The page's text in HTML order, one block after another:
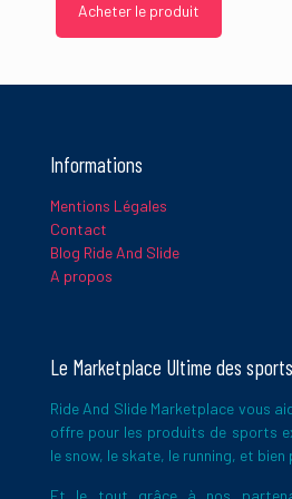
Ce site utilise Akismet pour réduire
plus sur la façon dont les données
traitées
Acheter le produit
Informations
Mentions Légales
Contact
Blog Ride And Slide
A propos
Le Marketplace Ultime des
Ride And Slide Marketplace vous
offre pour les produits de sports
le snow, le skate, le running, et bien